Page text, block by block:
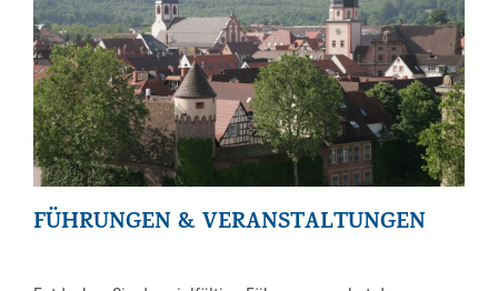
FÜHRUNGEN & VERANSTALTUNGEN